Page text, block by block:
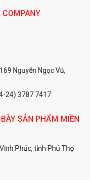
COMPANY
Nguyễn Ngọc Vũ,
24) 3787 7417
SẢN PHẨM MIỀN
Phúc, tỉnh Phú Thọ